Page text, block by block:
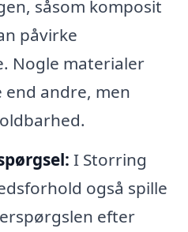
såsom komposit
påvirke
Nogle materialer
andre, men
I Storring
også spille
efter